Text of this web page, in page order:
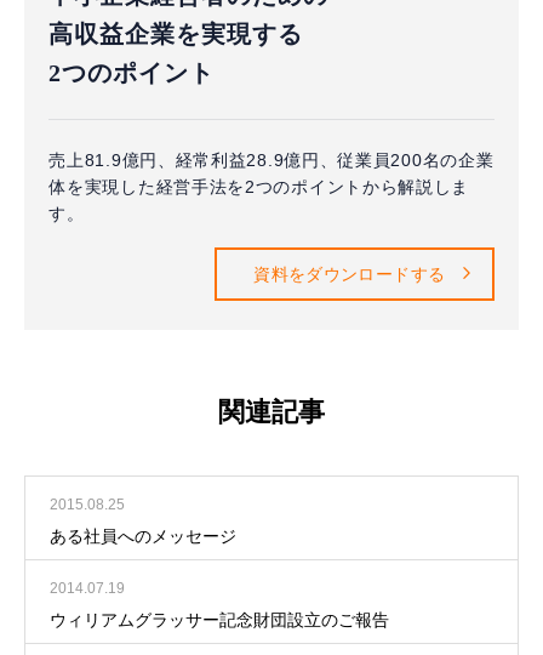
高収益企業を実現する
2つのポイント
売上81.9億円、経常利益28.9億円、従業員200名の企業
体を実現した経営手法を2つのポイントから解説しま
す。
資料をダウンロードする
関連記事
2015.08.25
ある社員へのメッセージ
2014.07.19
ウィリアムグラッサー記念財団設立のご報告